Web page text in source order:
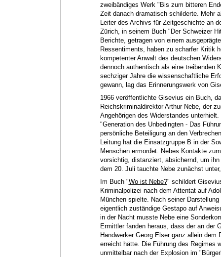
zweibändiges Werk "Bis zum bitteren
Zeit danach dramatisch schilderte. Mehr
Leiter des Archivs für Zeitgeschichte an
Zürich, in seinem Buch "Der Schweizer
Berichte, getragen von einem
Ressentiments, haben zu scharfer Kritik
kompetenter Anwalt des deutschen
dennoch authentisch als eine treibenden
sechziger Jahre die wissenschaftliche
gewann, lag das Erinnerungswerk von
1966 veröffentlichte Gisevius ein Buch,
Reichskriminaldirektor Arthur Nebe, der
Angehörigen des Widerstandes
"Generation des Unbedingten - Das
persönliche Beteiligung an den
Leitung hat die Einsatzgruppe B in der
Menschen ermordet. Nebes Kontakte
vorsichtig, distanziert, absichernd, um
dem 20. Juli tauchte Nebe zunächst
Im Buch "Wo ist Nebe?" schildert
Kriminalpolizei nach dem Attentat auf
München spielte. Nach seiner
eigentlich zuständige Gestapo auf
in der Nacht musste Nebe eine
Ermittler fanden heraus, dass der an der
Handwerker Georg Elser ganz allein
erreicht hätte. Die Führung des Regimes
unmittelbar nach der Explosion im